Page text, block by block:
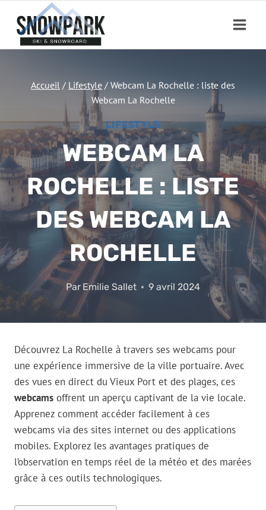
contenu
Accueil / Lifestyle / Webcam La Rochelle : liste des
Webcam La Rochelle
LIFESTYLE
WEBCAM LA
ROCHELLE : LISTE
DES WEBCAM LA
ROCHELLE
Par Emilie Sallet 9 avril 2024
Découvrez La Rochelle à travers ses webcams pour
une expérience immersive de la ville portuaire. Avec
des vues en direct du Vieux Port et des plages, ces
webcams offrent un aperçu captivant de la vie locale.
Apprenez comment accéder facilement à ces
webcams via des sites internet ou des applications
mobiles. Explorez les avantages pratiques de
l’observation en temps réel de la météo et des marées
grâce à ces outils technologiques.